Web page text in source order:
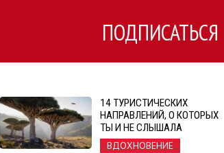
ПОДПИСАТЬСЯ
14 ТУРИСТИЧЕСКИХ
НАПРАВЛЕНИЙ, О КОТОРЫХ
ТЫ И НЕ СЛЫШАЛА
ВДОХНОВЕНИЕ